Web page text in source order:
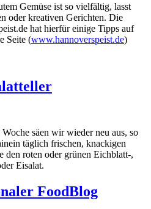
Gemüse ist so vielfältig, lasst
oder kreativen Gerichten. Die
hat hierfür einige Tipps auf
Seite (www.hannoverspeist.de)
säen wir wieder neu aus, so
täglich frischen, knackigen
den roten oder grünen Eichblatt-,
Eisalat.
FoodBlog